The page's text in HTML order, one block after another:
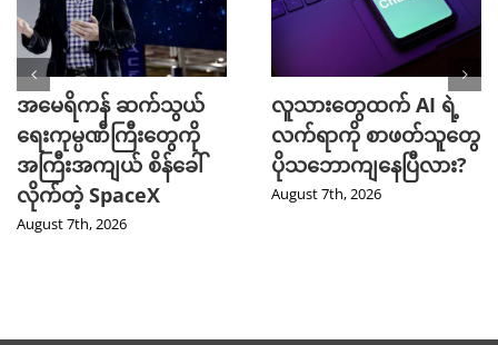
အမေရိကန် ဆက်သွယ်
ရေးကုမ္ပဏီကြီးတွေကို
အကြီးအကျယ် စိန်ခေါ်
လိုက်တဲ့ SpaceX
August 7th, 2026
လူသားတွေထက် AI ရဲ့
လက်ရာကို စာဖတ်သူတွေ
ပိုသဘောကျနေပြီလား?
August 7th, 2026